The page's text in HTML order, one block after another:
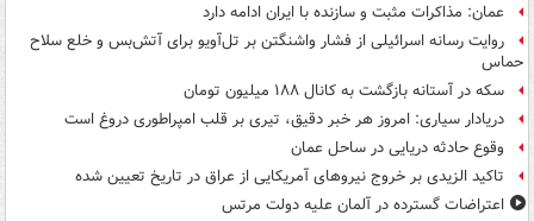
عمان: مذاکرات مثبت و سازنده با ایران ادامه دارد
روایت رسانه اسرائیلی از فشار واشنگتن بر تل‌آویو برای آتش‌بس و خلع سلاح
حماس
سکه در آستانه بازگشت به کانال ۱۸۸ میلیون تومان
دریادار سیاری: امروز هر خبر دقیق، تیری بر قلب امپراطوری دروغ است
وقوع حادثه دریایی در ساحل عمان
تاکید الزیدی بر خروج نیروهای آمریکایی از عراق در تاریخ تعیین شده
اعتراضات گسترده در آلمان علیه دولت مرتس